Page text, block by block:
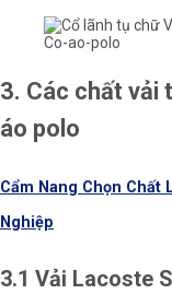
Co-ao-polo
3. Các chất vải
áo polo
Cẩm Nang Chọn Chất
Nghiệp
3.1 Vải Lacoste